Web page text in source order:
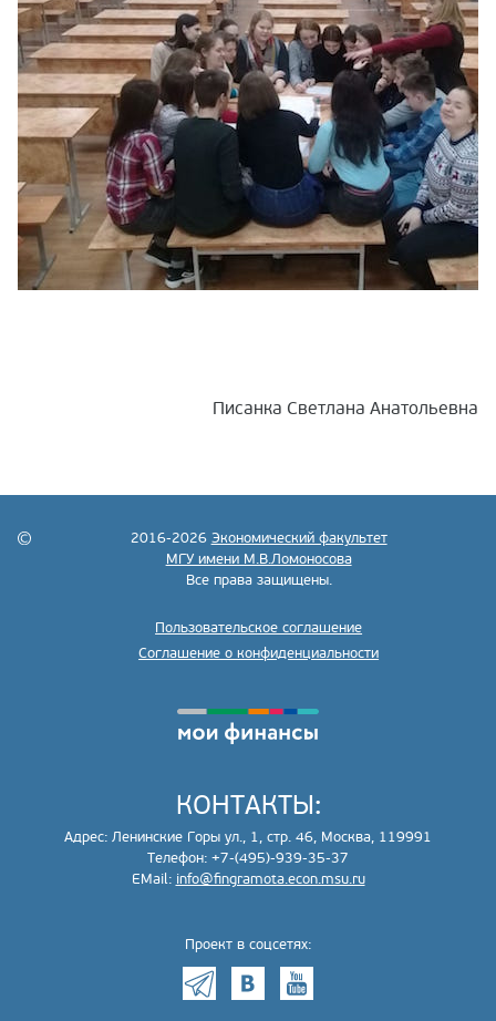
Писанка Светлана Анатольевна
2016-2026 Экономический факультет
МГУ имени М.В.Ломоносова
Все права защищены.
Пользовательское соглашение
Соглашение о конфиденциальности
КОНТАКТЫ:
Адрес: Ленинские Горы ул., 1, стр. 46, Москва, 119991
Телефон: +7-(495)-939-35-37
EMail: info@fingramota.econ.msu.ru
Проект в соцсетях: